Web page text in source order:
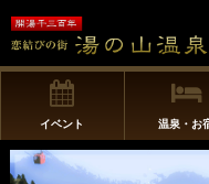
イベント 温泉・お